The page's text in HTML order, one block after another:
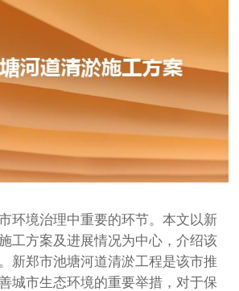
环境治理中重要的环节。本文以新
工方案及进展情况为中心，介绍该
新郑市池塘河道清淤工程是该市推
城市生态环境的重要举措，对于保